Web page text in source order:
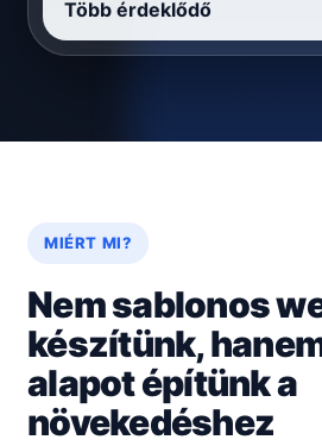
Több érdeklődő
MIÉRT MI?
Nem sablonos
készítünk,
alapot építünk a
növekedéshez